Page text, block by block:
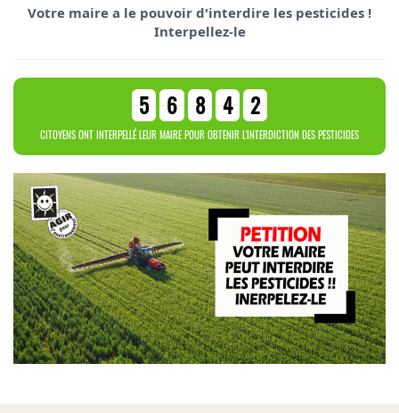
Votre maire a le pouvoir d'interdire les pesticides !
Interpellez-le
5 6 8 4 2
CITOYENS ONT INTERPELLÉ LEUR MAIRE POUR OBTENIR L'INTERDICTION DES PESTICIDES